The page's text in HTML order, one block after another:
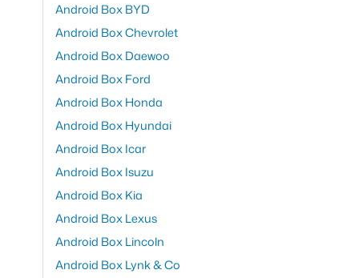
Android Box BYD
Android Box Chevrolet
Android Box Daewoo
Android Box Ford
Android Box Honda
Android Box Hyundai
Android Box Icar
Android Box Isuzu
Android Box Kia
Android Box Lexus
Android Box Lincoln
Android Box Lynk & Co